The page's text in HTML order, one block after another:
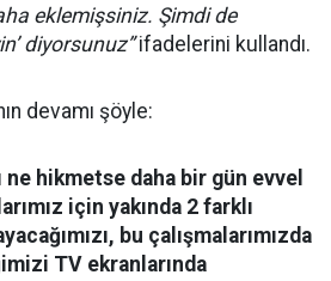
eklemişsiniz. Şimdi de
diyorsunuz”ifadelerini kullandı.
devamı şöyle:
ne hikmetse daha bir gün evvel
için yakında 2 farklı
bu çalışmalarımızda
TV ekranlarında